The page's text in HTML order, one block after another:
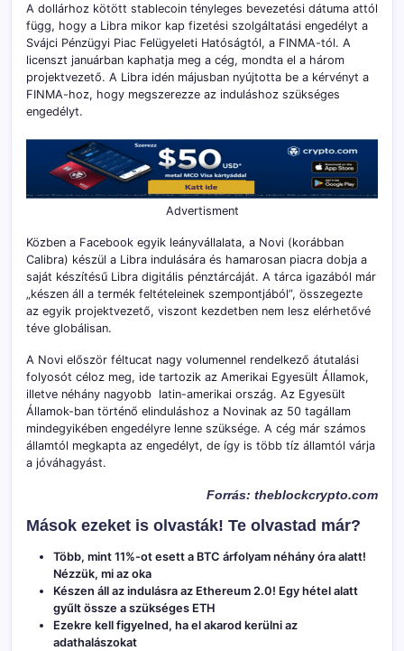
A dollárhoz kötött stablecoin tényleges bevezetési dátuma attól
függ, hogy a Libra mikor kap fizetési szolgáltatási engedélyt a
Svájci Pénzügyi Piac Felügyeleti Hatóságtól, a FINMA-tól. A
licenszt januárban kaphatja meg a cég, mondta el a három
projektvezető. A Libra idén májusban nyújtotta be a kérvényt a
FINMA-hoz, hogy megszerezze az induláshoz szükséges
engedélyt.
Advertisment
Közben a Facebook egyik leányvállalata, a Novi (korábban
Calibra) készül a Libra indulására és hamarosan piacra dobja a
saját készítésű Libra digitális pénztárcáját. A tárca igazából már
„készen áll a termék feltételeinek szempontjából”, összegezte
az egyik projektvezető, viszont kezdetben nem lesz elérhetővé
téve globálisan.
A Novi először féltucat nagy volumennel rendelkező átutalási
folyosót céloz meg, ide tartozik az Amerikai Egyesült Államok,
illetve néhány nagyobb latin-amerikai ország. Az Egyesült
Államok-ban történő elinduláshoz a Novinak az 50 tagállam
mindegyikében engedélyre lenne szüksége. A cég már számos
államtól megkapta az engedélyt, de így is több tíz államtól várja
a jóváhagyást.
Forrás: theblockcrypto.com
Mások ezeket is olvasták! Te olvastad már?
Több, mint 11%-ot esett a BTC árfolyam néhány óra alatt!
Nézzük, mi az oka
Készen áll az indulásra az Ethereum 2.0! Egy hétel alatt
gyűlt össze a szükséges ETH
Ezekre kell figyelned, ha el akarod kerülni az
adathalászokat